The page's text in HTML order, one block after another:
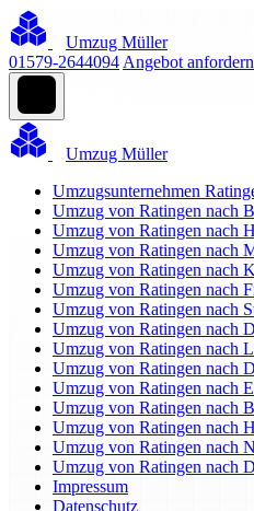
Umzug Müller
01579-2644094 Angebot anfordern
Umzug Müller
Umzugsunternehmen
Umzug von Ratingen nach
Umzug von Ratingen nach
Umzug von Ratingen nach
Umzug von Ratingen nach
Umzug von Ratingen nach
Umzug von Ratingen nach
Umzug von Ratingen nach
Umzug von Ratingen nach
Umzug von Ratingen nach
Umzug von Ratingen nach
Umzug von Ratingen nach
Umzug von Ratingen nach
Umzug von Ratingen nach
Umzug von Ratingen nach
Impressum
Datenschutz